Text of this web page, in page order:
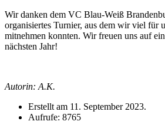
Wir danken dem VC Blau-Weiß
organisiertes Turnier, aus dem wir viel für
mitnehmen konnten. Wir freuen uns auf
nächsten Jahr!
Autorin: A.K.
Erstellt am 11. September 2023.
Aufrufe: 8765